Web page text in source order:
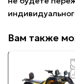
Вам также